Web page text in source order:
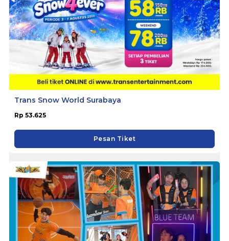
Trans Snow World Surabaya
Rp 53.625
Pesan Tiket